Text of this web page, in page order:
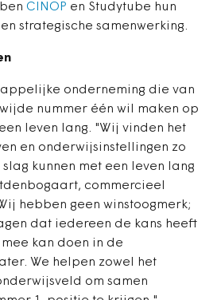
CINOP en Studytube hun
strategische samenwerking.
onderneming die van
nummer één wil maken op
leven lang. "Wij vinden het
en onderwijsinstellingen zo
kunnen met een leven lang
commercieel
hebben geen winstoogmerk;
dat iedereen de kans heeft
kan doen in de
We helpen zowel het
om samen